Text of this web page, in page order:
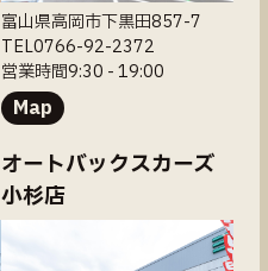
富山県高岡市下黒田857-7
TEL0766-92-2372
営業時間9:30 - 19:00
Map
オートバックスカーズ
小杉店